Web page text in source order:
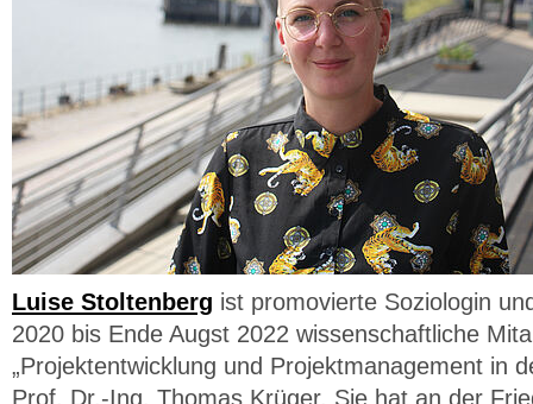
Luise Stoltenberg ist promovierte Soziologin
2020 bis Ende Augst 2022 wissenschaftliche
„Projektentwicklung und Projektmanagement in
Prof. Dr.-Ing. Thomas Krüger. Sie hat an der